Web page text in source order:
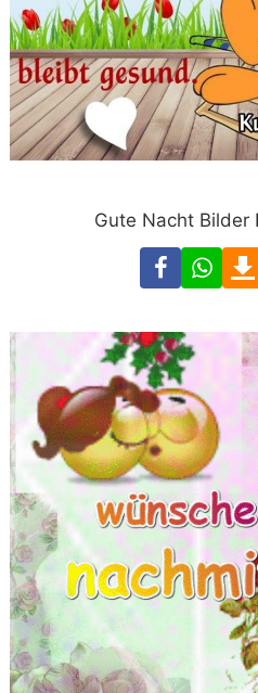
Gute Nacht Bilder
Facebook